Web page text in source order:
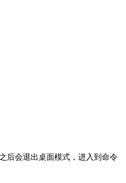
后会退出桌面模式，进入到命令